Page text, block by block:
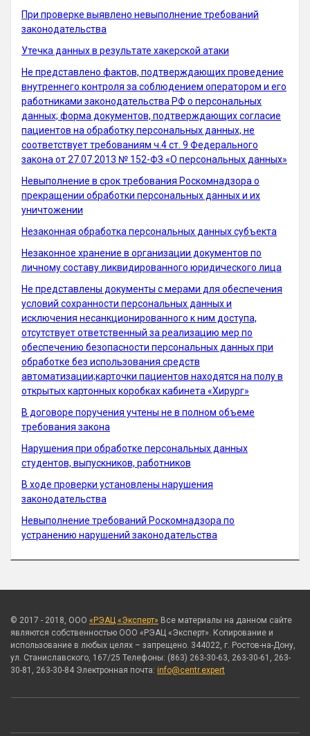
При проверке выявлено невыполнение требований
законодательства
Утечка данных в результате хакерской атаки
Не представлено фактов, подтверждающих проведение
внутреннего контроля за соблюдением оператором и его
работниками законодательства РФ о персональных
данных; форма документов, подтверждающих согласие
пациентов на обработку персональных данных, не
соответствует требованиям ч.4 ст. 9 Федерального
закона от 27.07.2013 № 152-ФЗ «О персональных данных»
Невыполнение в срок требования Роскомнадзора о
прекращении обработки персональных данных и их
уничтожении
Незаконная обработка персональных данных субъекта
Незаконное хранение в организации документов по
личному составу ликвидированного юридического лица
Не представлены документы с мерами для обеспечения
условий сохранности персональных данных и
исключения несанкционированного к ним доступа,
отсутствует ответственный за реализацию мер по
обеспечению безопасности персональных данных при
обработке без использования средств
автоматизации;карточки пациентов находятся на полу в
открытых картонных коробках кабинета «Хирург»
В договоре поручения учтены не в полном объеме
требования закона
Нарушения при обработке персональных данных
студентов, выпускников, работников
В ходе проверки установлены нарушения
законодательства
Невыполнение требований Роскомнадзора по
устранению нарушений законодательства
© 2017 - 2018, ООО «РЭАЦ «Эксперт» Все материалы на данном сайте
являются собственностью ООО «РЭАЦ «Эксперт». Копирование и
использование в любых целях – запрещено. 344022, г. Ростов-на-Дону,
ул. Станиславского, 167/25 Телефоны: (863) 263-30-63, 263-30-61, 263-
30-81, 263-30-84 Электронная почта: info@centr.expert